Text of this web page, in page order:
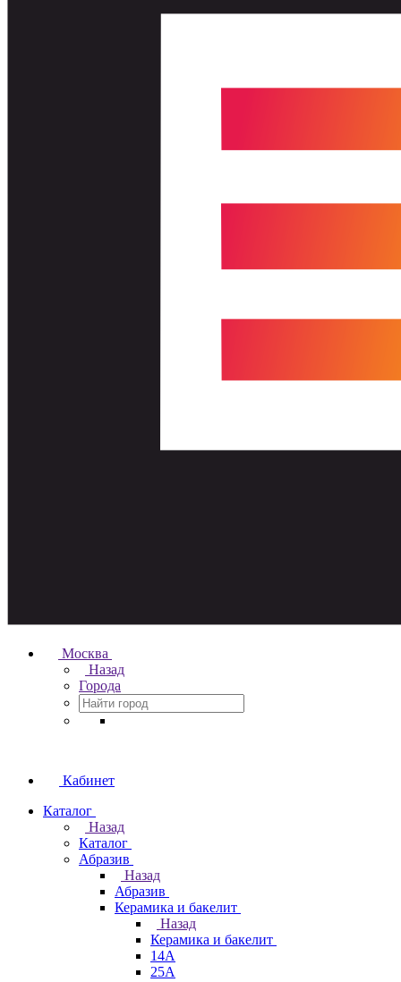
Москва
Назад
Города
Кабинет
Каталог
Назад
Каталог
Абразив
Назад
Абразив
Керамика и бакелит
Назад
Керамика и бакелит
14А
25А